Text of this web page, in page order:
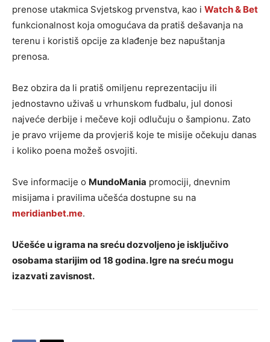
prenose utakmica Svjetskog prvenstva, kao i Watch & Bet
funkcionalnost koja omogućava da pratiš dešavanja na
terenu i koristiš opcije za klađenje bez napuštanja
prenosa.
Bez obzira da li pratiš omiljenu reprezentaciju ili
jednostavno uživaš u vrhunskom fudbalu, jul donosi
najveće derbije i mečeve koji odlučuju o šampionu. Zato
je pravo vrijeme da provjeriš koje te misije očekuju danas
i koliko poena možeš osvojiti.
Sve informacije o MundoMania promociji, dnevnim
misijama i pravilima učešća dostupne su na
meridianbet.me.
Učešće u igrama na sreću dozvoljeno je isključivo
osobama starijim od 18 godina.Igre na sreću mogu
izazvati zavisnost.